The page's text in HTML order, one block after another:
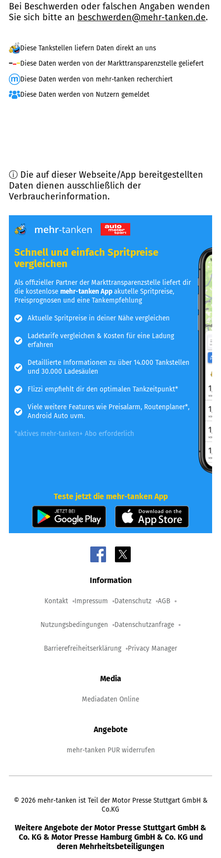
Bei Beschwerden oder falschen Angaben wenden
Sie sich bitte an beschwerden@mehr-tanken.de.
Diese Tankstellen liefern Daten direkt an uns
Diese Daten werden von der Markttransparenzstelle geliefert
Diese Daten werden von mehr-tanken recherchiert
Diese Daten werden von Nutzern gemeldet
ⓘ Die auf dieser Webseite/App bereitgestellten
Daten dienen ausschließlich der
Verbraucherinformation.
Schnell und einfach Spritpreise
vergleichen
Als offizieller Partner der Markttransparenzstelle liefert dir
die kostenlosemehr-tanken Appakutelle Spritpreise,
Preisprognosen und eine Tankempfehlung
Aktuelle Spritpreise in deiner Nähe vergleichen
Ladetarife vergleichen & Kosten für eine Ladung
erfahren
Detaillierte Informationen zu über 14.000 Tankstellen
und 30.000 Ladesäulen
Flizzi empfiehlt dir den optimalen Tankzeitpunkt*
Viele weitere Features wie Preisalarm, Routenplaner*,
Android Auto uvm.
*aktives mehr-tanken+ Abo erforderlich
Teste jetzt die mehr-tanken App
Information
Kontakt Impressum Datenschutz AGB
Nutzungsbedingungen Datenschutzanfrage
Barrierefreiheitserklärung Privacy Manager
Media
Mediadaten Online
Angebote
mehr-tanken PUR widerrufen
© 2026 mehr-tanken ist Teil der Motor Presse Stuttgart GmbH &
Co.KG
Weitere Angebote der Motor Presse Stuttgart GmbH &
Co. KG & Motor Presse Hamburg GmbH & Co. KG und
deren Mehrheitsbeteiligungen